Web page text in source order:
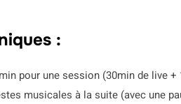
:
pour une session (30min de live
musicales à la suite (avec une